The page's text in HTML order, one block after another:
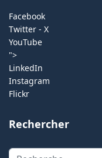
Facebook
Twitter - X
YouTube
">
LinkedIn
Instagram
Flickr
Rechercher
Rechercher